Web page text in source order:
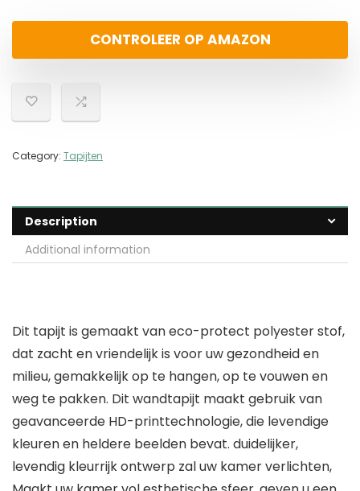
CONTROLEER OP AMAZON
Category: Tapijten
Description
Additional information
Dit tapijt is gemaakt van eco-protect polyester stof,
dat zacht en vriendelijk is voor uw gezondheid en
milieu, gemakkelijk op te hangen, op te vouwen en
weg te pakken. Dit wandtapijt maakt gebruik van
geavanceerde HD-printtechnologie, die levendige
kleuren en heldere beelden bevat. duidelijker,
levendig kleurrijk ontwerp zal uw kamer verlichten,